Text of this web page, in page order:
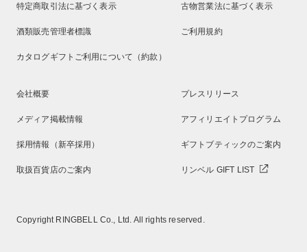
特定商取引法に基づく表示 古物営業法に基づく表示
酒類販売管理者標識 ご利用規約
カタログギフトご利用について（約款）
会社概要 プレスリリース
メディア掲載情報 アフィリエイトプログラム
採用情報（新卒採用） ギフトブティックのご案内
取扱百貨店のご案内 リンベル GIFT LIST
Copyright RINGBELL Co., Ltd. All rights reserved.